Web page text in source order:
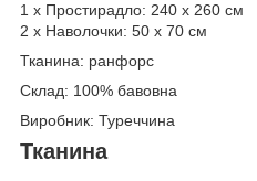
1 х Простирадло: 240 х 260 см
2 х Наволочки: 50 х 70 см
Тканина: ранфорс
Склад: 100% бавовна
Виробник: Туреччина
Тканина